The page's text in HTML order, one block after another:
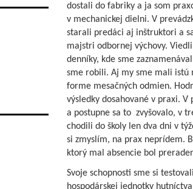
dostali do fabriky a ja som
v mechanickej dielni. V
starali predáci aj inštruktori a
majstri odbornej výchovy.
denníky, kde sme
sme robili. Aj my sme mali istú
forme mesačných odmien.
výsledky dosahované v praxi.
a postupne sa to zvyšovalo, v
chodili do školy len dva dni v
si zmyslím, na prax neprídem.
ktorý mal absencie bol
Svoje schopnosti sme si
hospodárskej jednotky